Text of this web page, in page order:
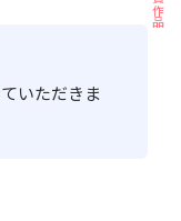
いただきま